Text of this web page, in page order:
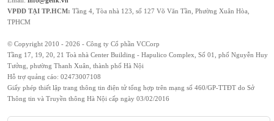
VPĐD TẠI TP.HCM: Tầng 4, Tòa nhà 123, số 127 Võ Văn Tần, Phường Xuân Hòa,
TPHCM
© Copyright 2010 - 2026 - Công ty Cổ phần VCCorp
Tầng 17, 19, 20, 21 Toà nhà Center Building - Hapulico Complex, Số 01, phố Nguyễn Huy
Tưởng, phường Thanh Xuân, thành phố Hà Nội
Hỗ trợ quảng cáo: 02473007108
Giấy phép thiết lập trang thông tin điện tử tổng hợp trên mạng số 460/GP-TTĐT do Sở
Thông tin và Truyền thông Hà Nội cấp ngày 03/02/2016